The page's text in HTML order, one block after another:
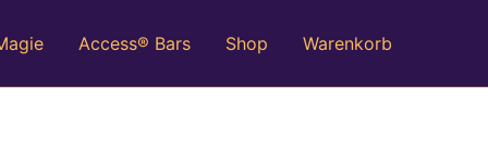
Access® Bars Shop Warenkorb